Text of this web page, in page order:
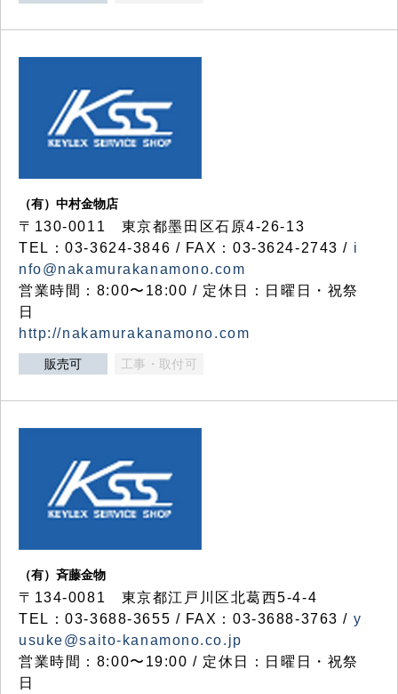
（有）中村金物店
〒130-0011 東京都墨田区石原4-26-13
TEL：03-3624-3846 / FAX：03-3624-2743 / i
nfo@nakamurakanamono.com
営業時間：8:00〜18:00 / 定休日：日曜日・祝祭
日
http://nakamurakanamono.com
販売可 工事・取付可
（有）斉藤金物
〒134-0081 東京都江戸川区北葛西5-4-4
TEL：03-3688-3655 / FAX：03-3688-3763 / y
usuke@saito-kanamono.co.jp
営業時間：8:00〜19:00 / 定休日：日曜日・祝祭
日